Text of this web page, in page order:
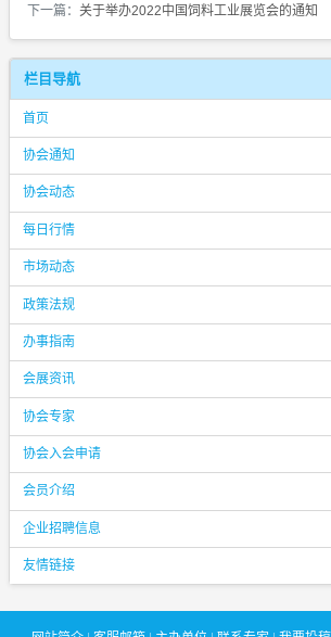
下一篇： 关于举办2022中国饲料工业展览会的通知
栏目导航
首页
协会通知
协会动态
每日行情
市场动态
政策法规
办事指南
会展资讯
协会专家
协会入会申请
会员介绍
企业招聘信息
友情链接